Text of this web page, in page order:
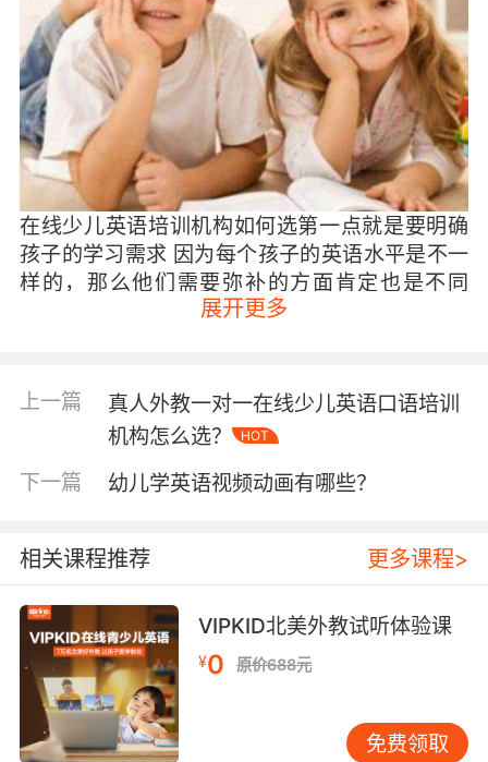
在线少儿英语培训机构如何选第一点就是要明确
孩子的学习需求 因为每个孩子的英语水平是不一
样的，那么他们需要弥补的方面肯定也是不同
的，因此家长们首先就是要明确孩子的英语学习
选择线上的英语口语培训班；孩子的英语基础比
较薄弱的话，可以选择线上的基础知识强化班，
“对症下药”才能找到一家合适的培训机构，也能
让孩子的学习得到有效的提升。
机构的成立时间 一般来说线上的培训机构都是近
些年才成立的，但是成立时间早的培训机构其教
学经验也会更加丰富一些，那么他们在教学的时
候也更有自己的心得体会。当然我们也不是说成
立时间短的机构就是不好的，因为毕竟现在的培
训市场是鱼龙混杂的，家长们最好是擦亮眼睛、
认真挑选。
展开更多
上一篇
真人外教一对一在线少儿英语口语培训
机构怎么选？
HOT
下一篇 幼儿学英语视频动画有哪些？
相关课程推荐 更多课程>
VIPKID北美外教试听体验课
¥0 原价688元
免费领取